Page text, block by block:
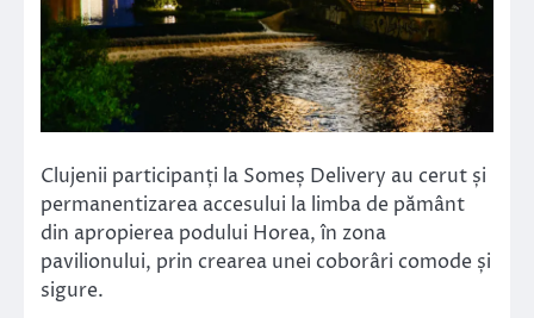
Clujenii participanți la Someș Delivery au cerut și
permanentizarea accesului la limba de pământ
din apropierea podului Horea, în zona
pavilionului, prin crearea unei coborâri comode și
sigure.